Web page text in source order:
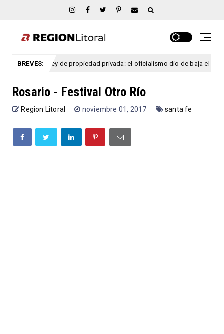
BREVES:
Ley de propiedad privada: el oficialismo dio de baja el capítulo
Rosario - Festival Otro Río
Region Litoral noviembre 01, 2017 santa fe